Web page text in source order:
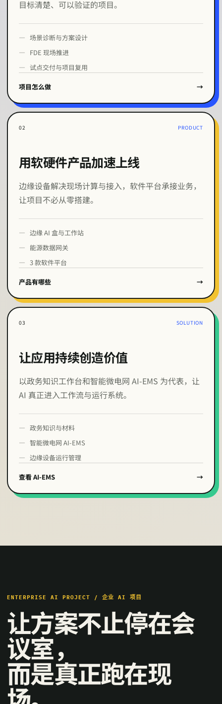
目标清楚、可以验证的项目。
场景诊断与方案设计
FDE 现场推进
试点交付与项目复用
项目怎么做 →
02 PRODUCT
用软硬件产品加速上线
边缘设备解决现场计算与接入，软件平台承接业务，
让项目不必从零搭建。
边缘 AI 盒与工作站
能源数据网关
3 款软件平台
产品有哪些 →
03 SOLUTION
让应用持续创造价值
以政务知识工作台和智能微电网 AI‑EMS 为代表，让
AI 真正进入工作流与运行系统。
政务知识与材料
智能微电网 AI‑EMS
边缘设备运行管理
查看 AI-EMS →
ENTERPRISE AI PROJECT / 企业 AI 项目
让方案不止停在会
议室，
而是真正跑在现